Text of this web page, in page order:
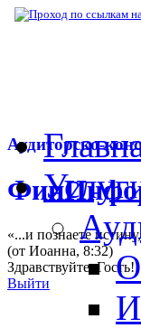
Аудиторско-
«...и познаете
(от Иоанна, 8:32)
Здравствуйте,Гость!
Выйти